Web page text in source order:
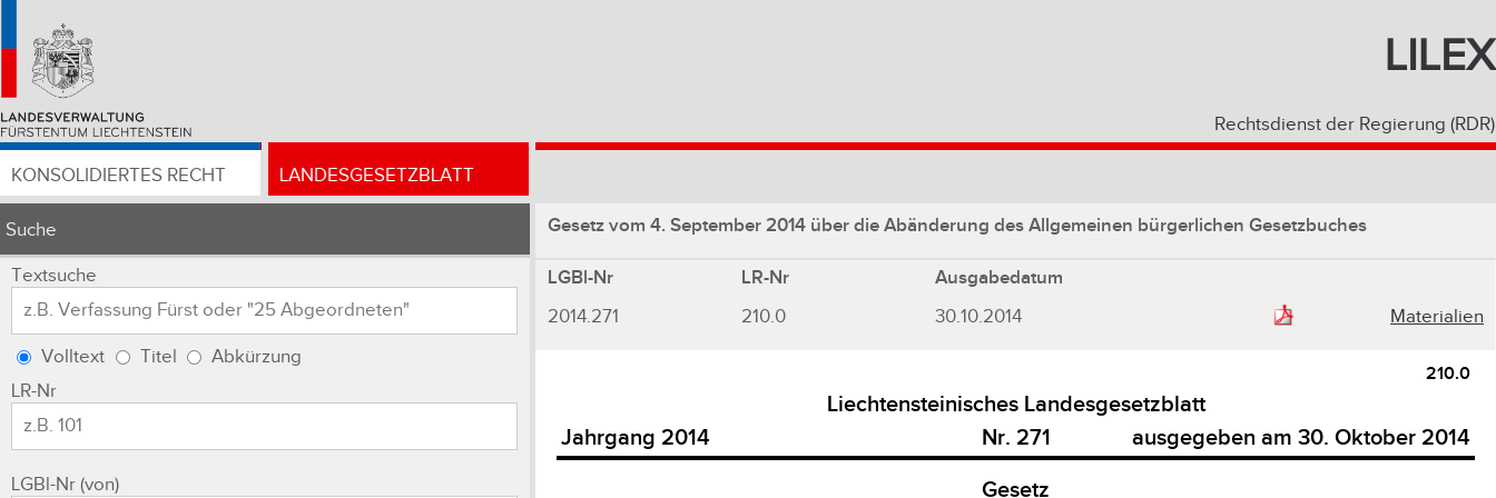
LILEX
Rechtsdienst der Regierung (RDR)
KONSOLIDIERTES RECHT LANDESGESETZBLATT
Suche
Textsuche
Volltext Titel
Abkürzung
LR-Nr
LGBl-Nr (von)
Gesetz vom 4. September 2014 über die Abänderung des Allgemeinen bürgerlichen Gesetzbuches
LGBl-Nr LR-Nr Ausgabedatum
2014.271 210.0 30.10.2014 Materialien